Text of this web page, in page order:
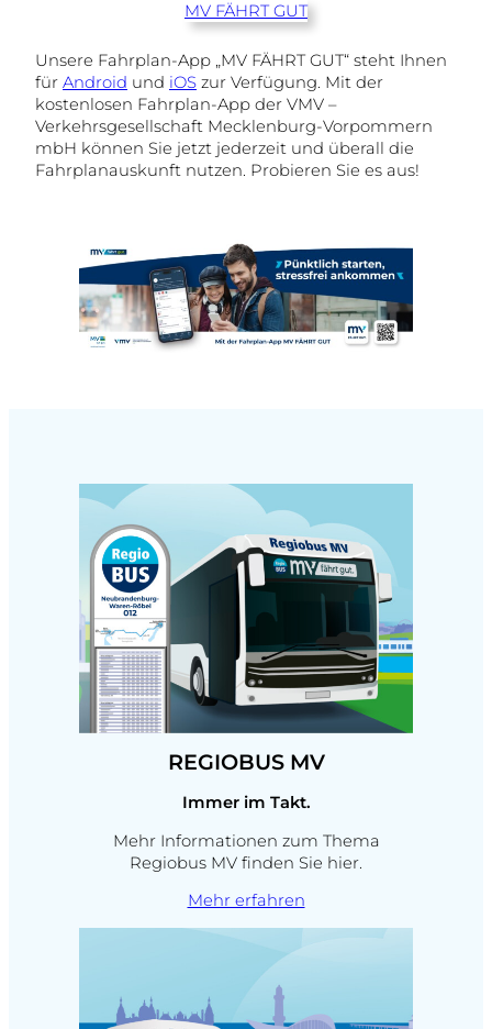
MV FÄHRT GUT
Unsere Fahrplan-App „MV FÄHRT GUT“ steht Ihnen
für Android und iOS zur Verfügung. Mit der
kostenlosen Fahrplan-App der VMV –
Verkehrsgesellschaft Mecklenburg-Vorpommern
mbH können Sie jetzt jederzeit und überall die
Fahrplanauskunft nutzen. Probieren Sie es aus!
REGIOBUS MV
Immer im Takt.
Mehr Informationen zum Thema
Regiobus MV finden Sie hier.
Mehr erfahren